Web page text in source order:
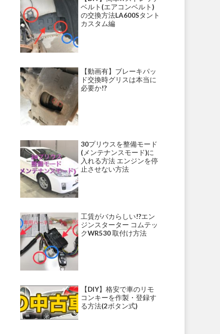
ベルト(エアコンベルト)
の交換方法LA600Sタント
カスタム編
【動画有】ブレーキパッ
ド交換時グリスは本当に
必要か!?
30プリウスを整備モード
(メンテナンスモード)に
入れる方法 エンジンを停
止させない方法
工賃がバカらしい!?エン
ジンスターター コムテッ
クWR530 取付け方法
【DIY】格安で車のリモ
コンキーを作製・登録す
る方法(2ボタン式)